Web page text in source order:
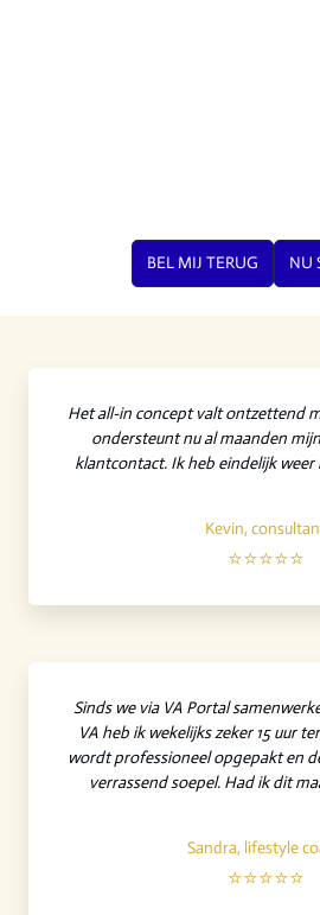
BEL MIJ TERUG NU
Het all-in concept valt ontzettend
ondersteunt nu al maanden
klantcontact. Ik heb eindelijk weer
Kevin,
⭐⭐⭐⭐⭐
Sinds we via VA Portal
VA heb ik wekelijks zeker 15 uur
wordt professioneel opgepakt en
verrassend soepel. Had ik dit
Sandra, lifestyle
⭐⭐⭐⭐⭐